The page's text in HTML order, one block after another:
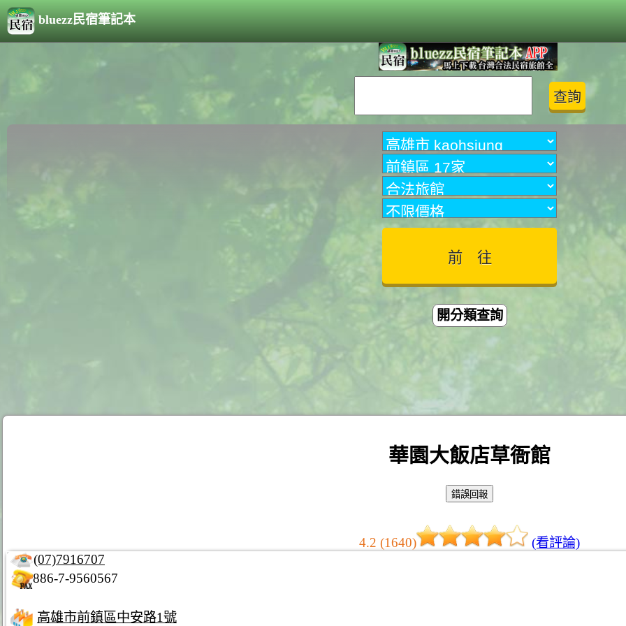
bluezz民宿筆記本
開分類查詢
華園大飯店草衙館
4.2 (1640)
(看評論)
(07)7916707
886-7-9560567
高雄市前鎮區中安路1號